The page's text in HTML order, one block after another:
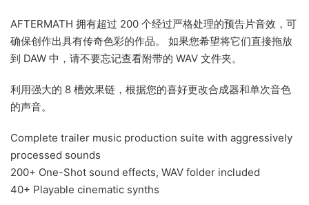
AFTERMATH 拥有超过 200 个经过严格处理的预告片音效，可
确保创作出具有传奇色彩的作品。 如果您希望将它们直接拖放
到 DAW 中，请不要忘记查看附带的 WAV 文件夹。
利用强大的 8 槽效果链，根据您的喜好更改合成器和单次音色
的声音。
Complete trailer music production suite with aggressively
processed sounds
200+ One-Shot sound effects, WAV folder included
40+ Playable cinematic synths